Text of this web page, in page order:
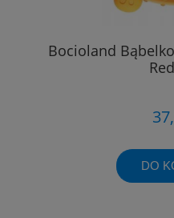
Bocioland
DO